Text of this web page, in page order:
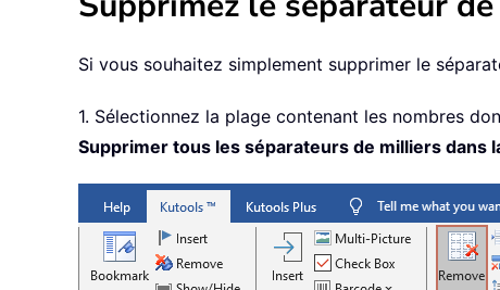
Si vous souhaitez simplement supprimer le
1. Sélectionnez la plage contenant les nombres
Supprimer tous les séparateurs de milliers dans